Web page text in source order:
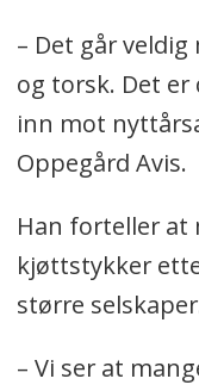
– Det går
og torsk. Det er
inn mot
Oppegård Avis.
Han forteller at
kjøttstykker
større
– Vi ser at